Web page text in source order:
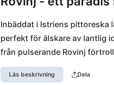
Inbäddat i Istriens pittoreska
perfekt för älskare av lantlig
från pulserande Rovinj
dagen med en avkopplande
kulinarisk upplevelse på
Läs beskrivning Dela